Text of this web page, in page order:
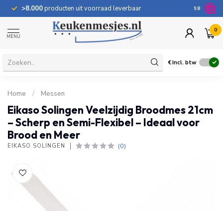
>8.000producten uit voorraad leverbaar 100
9.8
MENU
0
€Incl. btw
Home / Messen
Eikaso Solingen Veelzijdig Broodmes 21cm
– Scherp en Semi-Flexibel – Ideaal voor
Brood en Meer
EIKASO SOLINGEN (0)